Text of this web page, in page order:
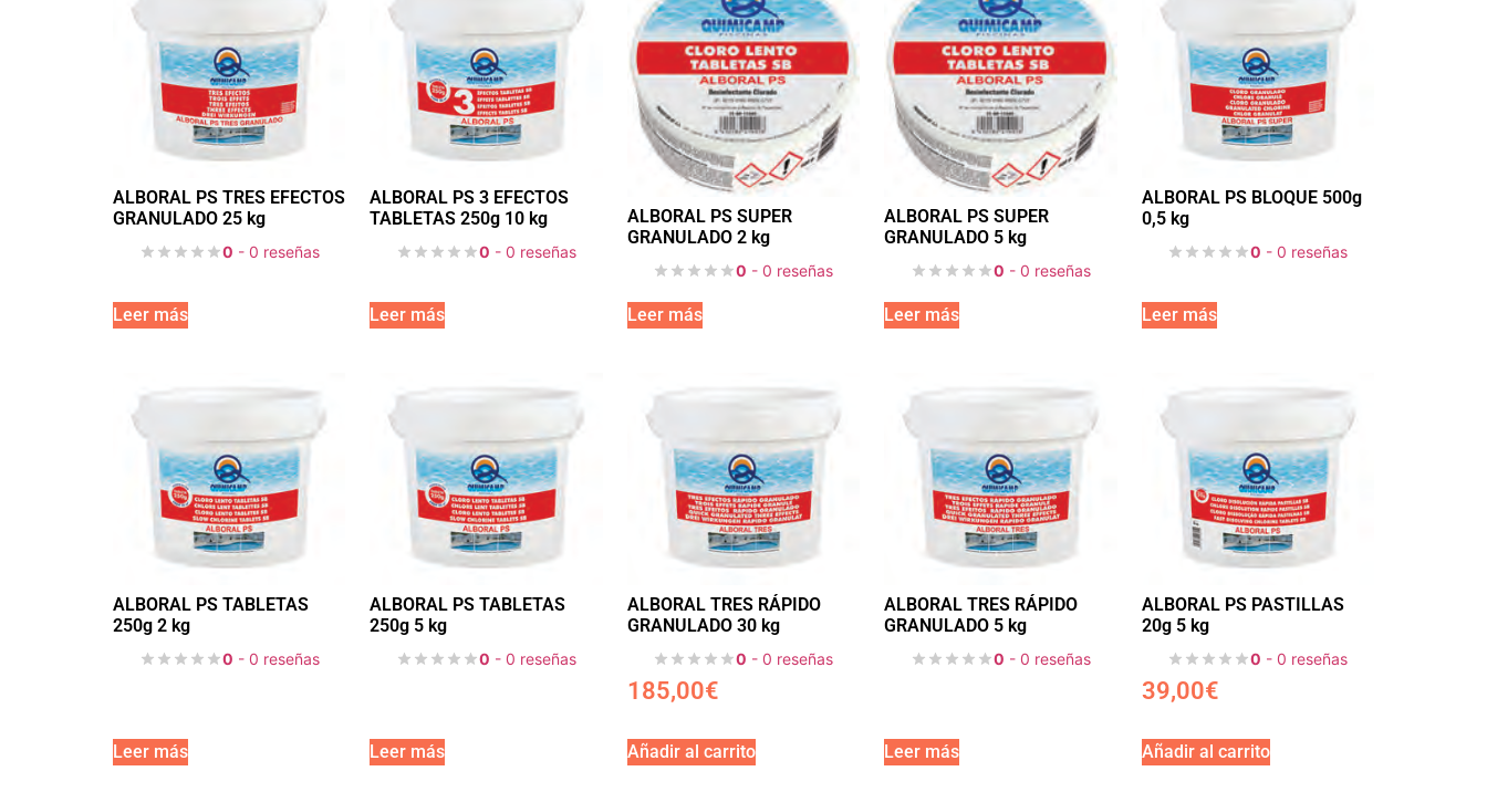
ALBORAL PS TRES EFECTOS
GRANULADO 25 kg
0 - 0 reseñas
Leer más
ALBORAL PS 3 EFECTOS
TABLETAS 250g 10 kg
0 - 0 reseñas
Leer más
ALBORAL PS SUPER
GRANULADO 2 kg
0 - 0 reseñas
Leer más
ALBORAL PS SUPER
GRANULADO 5 kg
0 - 0 reseñas
Leer más
ALBORAL PS BLOQUE 500g
0,5 kg
0 - 0 reseñas
Leer más
ALBORAL PS TABLETAS
250g 2 kg
0 - 0 reseñas
Leer más
ALBORAL PS TABLETAS
250g 5 kg
0 - 0 reseñas
Leer más
ALBORAL TRES RÁPIDO
GRANULADO 30 kg
0 - 0 reseñas
185,00€
Añadir al carrito
ALBORAL TRES RÁPIDO
GRANULADO 5 kg
0 - 0 reseñas
Leer más
ALBORAL PS PASTILLAS
20g 5 kg
0 - 0 reseñas
39,00€
Añadir al carrito